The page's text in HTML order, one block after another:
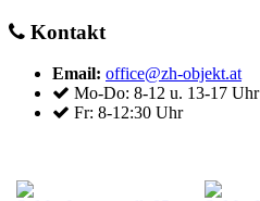
Kontakt
Email: office@zh-objekt.at
Mo-Do: 8-12 u. 13-17 Uhr
Fr: 8-12:30 Uhr